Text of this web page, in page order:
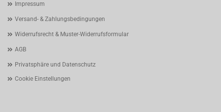
Impressum
Versand- & Zahlungsbedingungen
Widerrufsrecht & Muster-Widerrufsformular
AGB
Privatsphäre und Datenschutz
Cookie Einstellungen